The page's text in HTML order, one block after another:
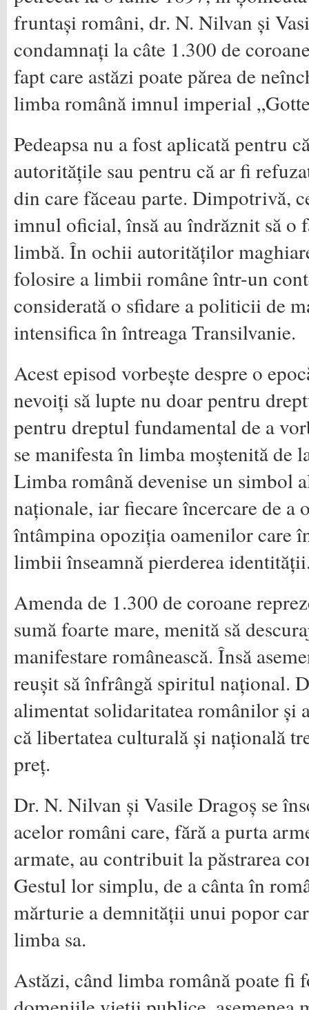
fruntași români, dr. N. Nilvan și
condamnați la câte 1.300 de
fapt care astăzi poate părea de
limba română imnul imperial
Pedeapsa nu a fost aplicată pentru
autoritățile sau pentru că ar fi
din care făceau parte. Dimpotrivă,
imnul oficial, însă au îndrăznit să o
limbă. În ochii autorităților
folosire a limbii române într-un
considerată o sfidare a politicii de
intensifica în întreaga Transilvanie.
Acest episod vorbește despre o
nevoiți să lupte nu doar pentru
pentru dreptul fundamental de a
se manifesta în limba moștenită de
Limba română devenise un simbol
naționale, iar fiecare încercare de a
întâmpina opoziția oamenilor care
limbii înseamnă pierderea
Amenda de 1.300 de coroane
sumă foarte mare, menită să
manifestare românească. Însă
reușit să înfrângă spiritul național.
alimentat solidaritatea românilor și
că libertatea culturală și națională
preț.
Dr. N. Nilvan și Vasile Dragoș se
acelor români care, fără a purta
armate, au contribuit la păstrarea
Gestul lor simplu, de a cânta în
mărturie a demnității unui popor
limba sa.
Astăzi, când limba română poate fi